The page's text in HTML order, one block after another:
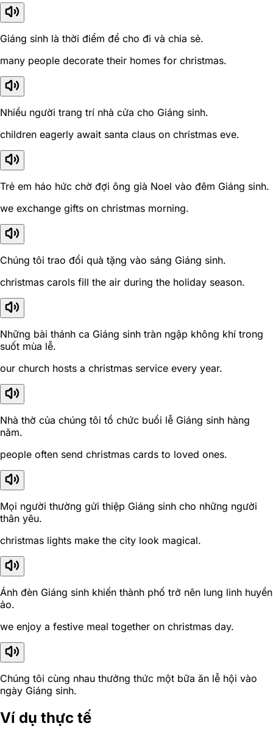
Giáng sinh là thời điểm để cho đi và chia sẻ.
many people decorate their homes for christmas.
Nhiều người trang trí nhà cửa cho Giáng sinh.
children eagerly await santa claus on christmas eve.
Trẻ em háo hức chờ đợi ông già Noel vào đêm Giáng sinh.
we exchange gifts on christmas morning.
Chúng tôi trao đổi quà tặng vào sáng Giáng sinh.
christmas carols fill the air during the holiday season.
Những bài thánh ca Giáng sinh tràn ngập không khí trong
suốt mùa lễ.
our church hosts a christmas service every year.
Nhà thờ của chúng tôi tổ chức buổi lễ Giáng sinh hàng
năm.
people often send christmas cards to loved ones.
Mọi người thường gửi thiệp Giáng sinh cho những người
thân yêu.
christmas lights make the city look magical.
Ánh đèn Giáng sinh khiến thành phố trở nên lung linh huyền
ảo.
we enjoy a festive meal together on christmas day.
Chúng tôi cùng nhau thưởng thức một bữa ăn lễ hội vào
ngày Giáng sinh.
Ví dụ thực tế